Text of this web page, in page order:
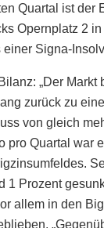
Quartal ist der
Opernplatz 2 in
Signa-
„Der Markt
zurück zu
von gleich
pro Quartal war
1 Prozent
allem in den